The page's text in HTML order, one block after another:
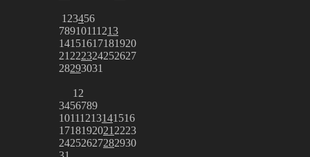
1 23456
78910111213
14151617181920
21 222324252627
28293031
1 2
3456789
10111213141516
1718192021 2223
24252627282930